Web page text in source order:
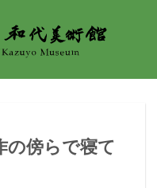
の傍らで寝て